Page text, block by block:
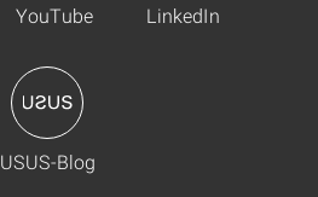
YouTube LinkedIn
USUS-Blog